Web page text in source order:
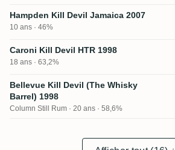
Hampden Kill Devil Jamaica 2007
10 ans · 46%
Caroni Kill Devil HTR 1998
18 ans · 63,2%
Bellevue Kill Devil (The Whisky
Barrel) 1998
Column Still Rum 20 ans · 58,6%